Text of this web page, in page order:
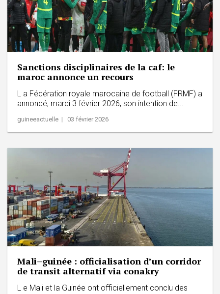
Sanctions disciplinaires de la caf: le
maroc annonce un recours
L a Fédération royale marocaine de football (FRMF) a
annoncé, mardi 3 février 2026, son intention de...
guineeactuelle | 03 février 2026
Mali–guinée : officialisation d’un corridor
de transit alternatif via conakry
L e Mali et la Guinée ont officiellement conclu des